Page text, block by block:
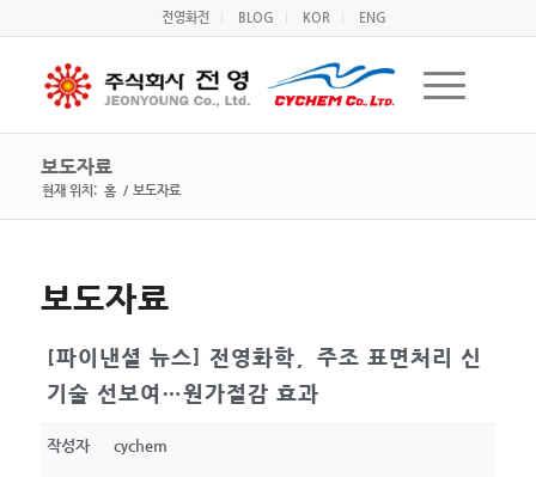
전영화전 BLOG KOR ENG
보도자료
현재 위치: 홈 / 보도자료
보도자료
[파이낸셜 뉴스] 전영화학，주조 표면처리 신
기술 선보여…원가절감 효과
작성자 cychem